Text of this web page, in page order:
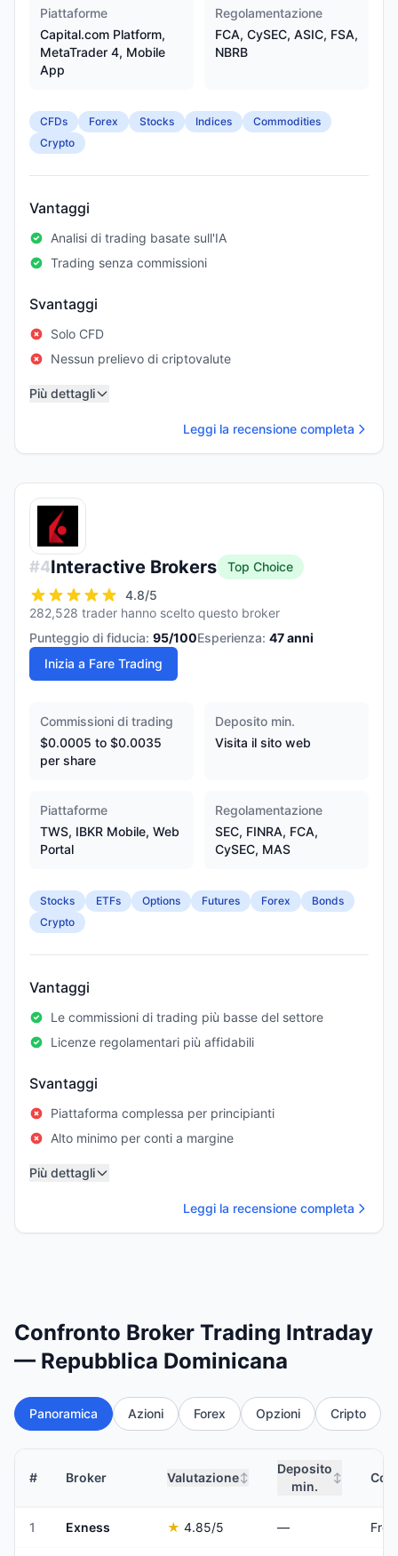
Piattaforme
Capital.com Platform,
MetaTrader 4, Mobile
App
Regolamentazione
FCA, CySEC, ASIC, FSA,
NBRB
CFDs Forex Stocks Indices
Commodities
Crypto
Vantaggi
Analisi di trading basate sull'IA
Trading senza commissioni
Svantaggi
Solo CFD
Nessun prelievo di criptovalute
Più dettagli
Leggi la recensione completa
#4Interactive Brokers
Top Choice
4.8/5
282,528 trader hanno scelto questo broker
Punteggio di fiducia: 95/100Esperienza: 47anni
Inizia a Fare Trading
Commissioni di trading
$0.0005 to $0.0035
per share
Deposito min.
Visita il sito web
Piattaforme
TWS, IBKR Mobile, Web
Portal
Regolamentazione
SEC, FINRA, FCA,
CySEC, MAS
Stocks ETFs Options Futures Forex
Bonds
Crypto
Vantaggi
Le commissioni di trading più basse del settore
Licenze regolamentari più affidabili
Svantaggi
Piattaforma complessa per principianti
Alto minimo per conti a margine
Più dettagli
Leggi la recensione completa
Confronto Broker Trading Intraday
— Repubblica Dominicana
Panoramica Azioni Forex Opzioni Cripto
# Broker Valutazione↕
Deposito
min.
↕
1 Exness ★ 4.85/5 —